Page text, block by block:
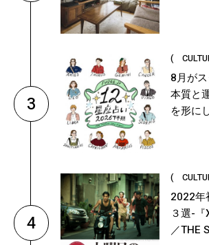
3
(
8月が
本質と
を形に
4
(
2022年
３選-
／THE